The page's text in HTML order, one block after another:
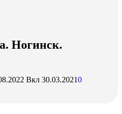
Ногинск.
Вкл 30.03.20210